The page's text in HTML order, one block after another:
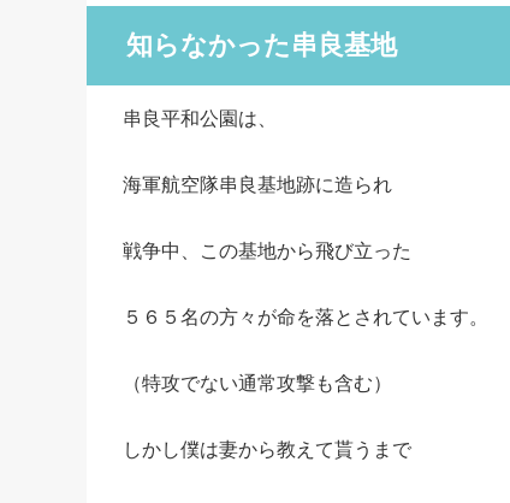
知らなかった串良基地
串良平和公園は、
海軍航空隊串良基地跡に造られ
戦争中、この基地から飛び立った
５６５名の方々が命を落とされています。
（特攻でない通常攻撃も含む）
しかし僕は妻から教えて貰うまで